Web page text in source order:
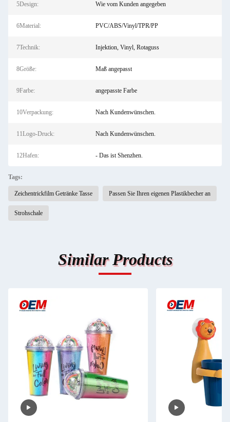
5Design: Wie vom Kunden angegeben
6Material: PVC/ABS/Vinyl/TPR/PP
7Technik: Injektion, Vinyl, Rotaguss
8Größe: Maß angepasst
9Farbe: angepasste Farbe
10Verpackung: Nach Kundenwünschen.
11Logo-Druck: Nach Kundenwünschen.
12Hafen: - Das ist Shenzhen.
Tags:
Zeichentrickfilm Getränke Tasse Passen Sie Ihren eigenen Plastikbecher an
Strohschale
Similar Products